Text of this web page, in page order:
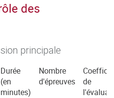
des
principale
Durée
(en
minutes)
Nombre
d'épreuves
de